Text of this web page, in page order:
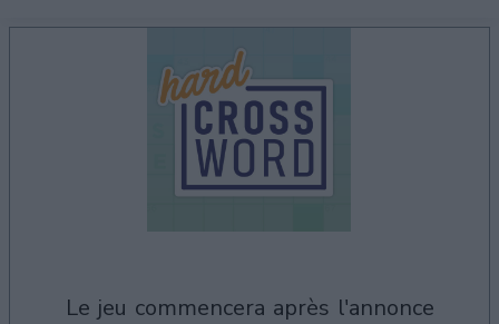
le jeu commencera après l'annonce